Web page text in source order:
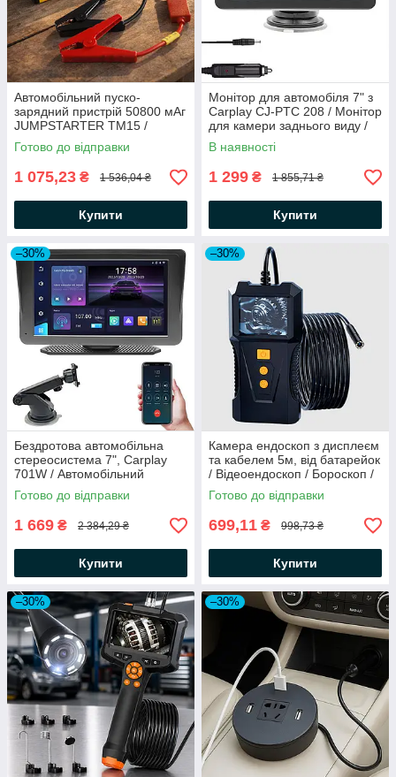
Автомобільний пуско-
зарядний пристрій 50800 мАг
JUMPSTARTER TM15 /
Повербанк для запуску
машини
Готово до відправки
1 075,23 ₴ 1 536,04 ₴
Купити
Монітор для автомобіля 7" з
Carplay CJ-PTC 208 / Монітор
для камери заднього виду /
Автомобільний монітор
В наявності
1 299 ₴ 1 855,71 ₴
Купити
–30%
Бездротова автомобільна
стереосистема 7", Carplay
701W / Автомобільний
сенсорний монітор /
Портативний екран
Готово до відправки
1 669 ₴ 2 384,29 ₴
Купити
–30%
Камера ендоскоп з дисплеєм
та кабелем 5м, від батарейок
/ Відеоендоскоп / Бороскоп /
Гнучкий ендоскоп
Готово до відправки
699,11 ₴ 998,73 ₴
Купити
–30% –30%